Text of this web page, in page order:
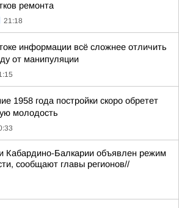
ремонта
21:18
информации всё сложнее отличить
от манипуляции
1958 года постройки скоро обретет
молодость
Кабардино-Балкарии объявлен режим
сообщают главы регионов//